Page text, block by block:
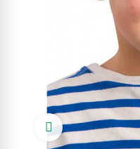
Click to enlarge